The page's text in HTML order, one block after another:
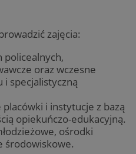
zajęcia:
policealnych,
oraz wczesne
specjalistyczną
i instytucje z bazą
opiekuńczo-edukacyjną.
ośrodki
środowiskowe.